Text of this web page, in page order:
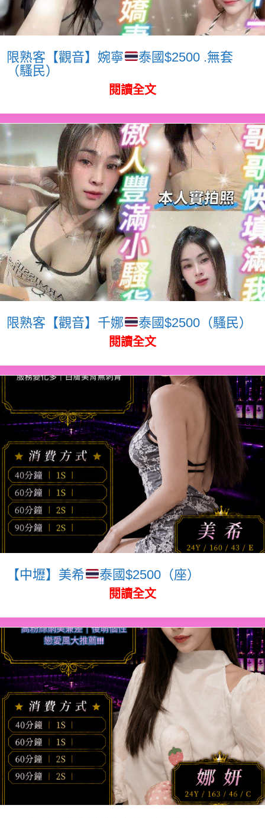
限熟客【觀音】婉寧
泰國$2500 .無套
（騷民）
閱讀全文
限熟客【觀音】千娜 泰國$2500（騷民）
閱讀全文
【中壢】美希 泰國$2500（座）
閱讀全文